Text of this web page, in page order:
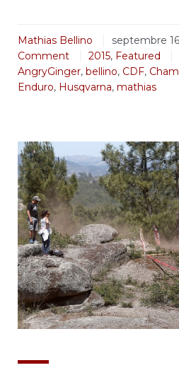
Mathias Bellino septembre
Comment
2015, Featured
AngryGinger, bellino, CDF,
Enduro, Husqvarna, mathias